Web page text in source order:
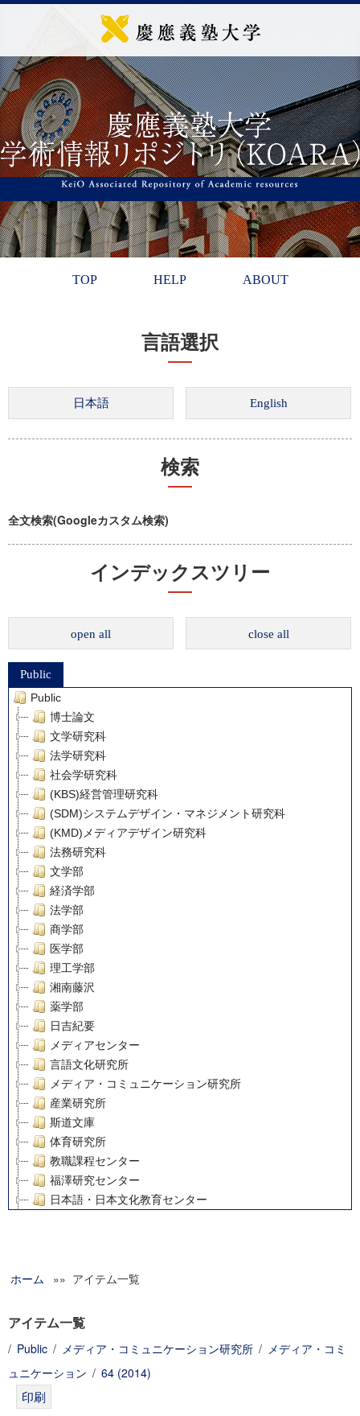
TOP HELP ABOUT
言語選択
検索
全文検索(Googleカスタム検索)
インデックスツリー
open all close all
Public
Public
博士論文
文学研究科
法学研究科
社会学研究科
(KBS)経営管理研究科
(SDM)システムデザイン・マネジメント研究科
(KMD)メディアデザイン研究科
法務研究科
文学部
経済学部
法学部
商学部
医学部
理工学部
湘南藤沢
薬学部
日吉紀要
メディアセンター
言語文化研究所
メディア・コミュニケーション研究所
産業研究所
斯道文庫
体育研究所
教職課程センター
福澤研究センター
日本語・日本文化教育センター
グローバルリサーチインスティテュート
科学研究費補助金研究成果報告書
慶應義塾大学グローバルCOEプログラム市民社会ガバナンス
慶應義塾大学グローバルCOEプログラム論理と感性の先端的
学術雑誌掲載論文等(8)
ホーム »» アイテム一覧
アイテム一覧
/ Public / メディア・コミュニケーション研究所 / メディア・コミ
ュニケーション / 64 (2014)